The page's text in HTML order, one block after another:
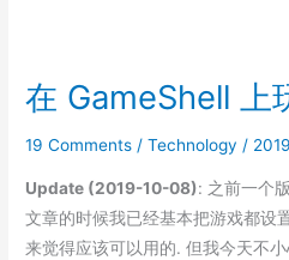
在 GameShell 上
19 Comments /Technology /
Update (2019-10-08): 之前一个
文章的时候我已经基本把游戏都设
来觉得应该可以用的. 但我今天不